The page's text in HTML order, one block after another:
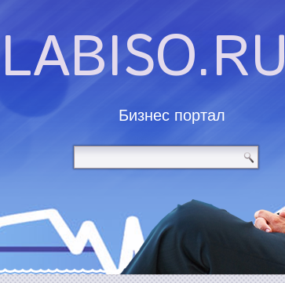
LABISO.RU
Бизнес портал